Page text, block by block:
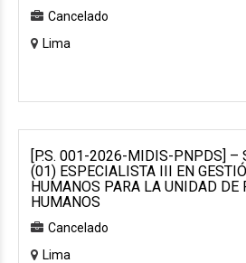
Cancelado
Lima
[P.S. 001-2026-MIDIS-PNPDS] –
(01) ESPECIALISTA III EN
HUMANOS PARA LA UNIDAD DE
HUMANOS
Cancelado
Lima